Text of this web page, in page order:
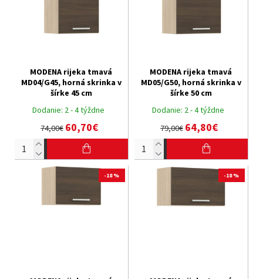
Dodanie: 2 - 4 týždne
MODENA rijeka tmavá
MD04/G45, horná skrinka v
šírke 45 cm
74,00€ 60,70€
Dodanie: 2 - 4 týždne
MODENA rijeka tmavá
MD05/G50, horná skrinka v
šírke 50 cm
79,00€ 64,80€
-18 % -18 %